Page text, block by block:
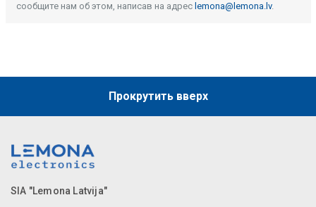
сообщите нам об этом, написав на адрес lemona@lemona.lv.
Прокрутить вверх
SIA "Lemona Latvija"